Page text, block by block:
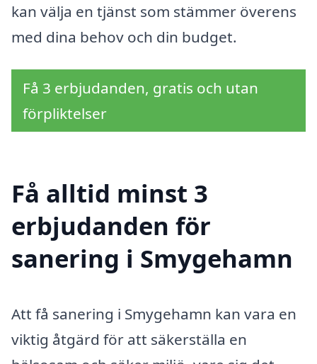
kan välja en tjänst som stämmer överens
med dina behov och din budget.
Få 3 erbjudanden, gratis och utan
förpliktelser
Få alltid minst 3
erbjudanden för
sanering i Smygehamn
Att få sanering i Smygehamn kan vara en
viktig åtgärd för att säkerställa en